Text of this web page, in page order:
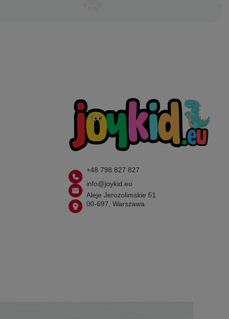
+48 798 827 827
info@joykid.eu
Aleje Jerozolimskie 51
00-697, Warszawa